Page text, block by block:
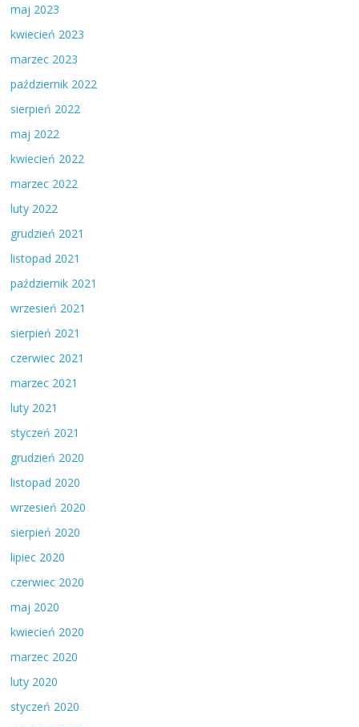
maj 2023
kwiecień 2023
marzec 2023
październik 2022
sierpień 2022
maj 2022
kwiecień 2022
marzec 2022
luty 2022
grudzień 2021
listopad 2021
październik 2021
wrzesień 2021
sierpień 2021
czerwiec 2021
marzec 2021
luty 2021
styczeń 2021
grudzień 2020
listopad 2020
wrzesień 2020
sierpień 2020
lipiec 2020
czerwiec 2020
maj 2020
kwiecień 2020
marzec 2020
luty 2020
styczeń 2020